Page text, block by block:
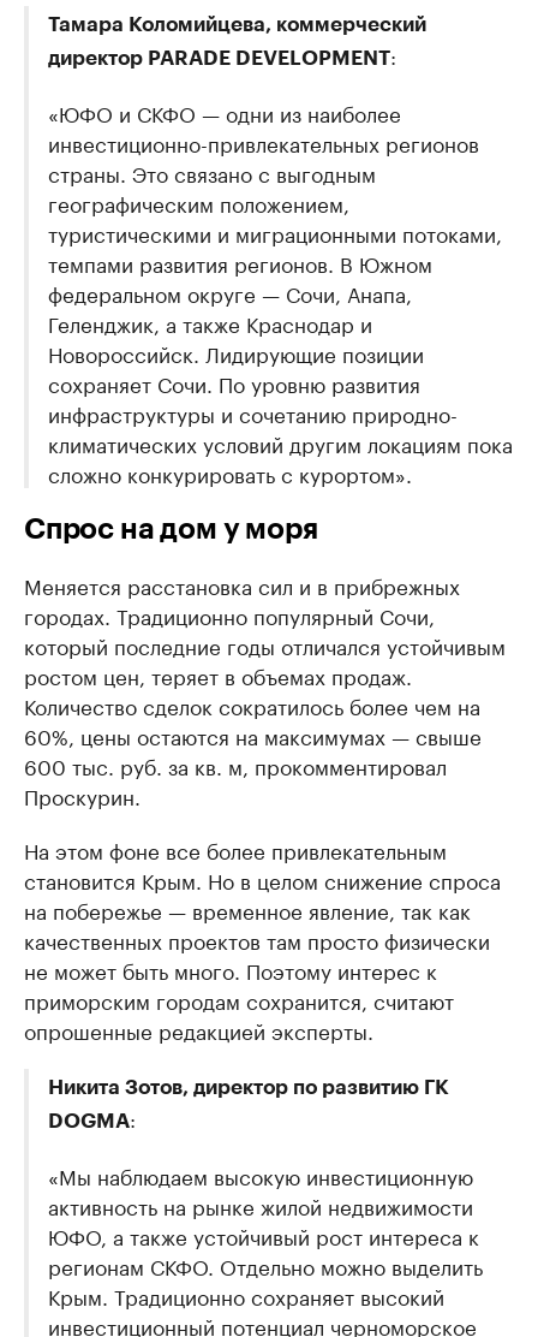
Тамара Коломийцева, коммерческий
директор PARADE DEVELOPMENT:
«ЮФО и СКФО — одни из наиболее
инвестиционно-привлекательных регионов
страны. Это связано с выгодным
географическим положением,
туристическими и миграционными потоками,
темпами развития регионов. В Южном
федеральном округе — Сочи, Анапа,
Геленджик, а также Краснодар и
Новороссийск. Лидирующие позиции
сохраняет Сочи. По уровню развития
инфраструктуры и сочетанию природно-
климатических условий другим локациям пока
сложно конкурировать с курортом».
Спрос на дом у моря
Меняется расстановка сил и в прибрежных
городах. Традиционно популярный Сочи,
который последние годы отличался устойчивым
ростом цен, теряет в объемах продаж.
Количество сделок сократилось более чем на
60%, цены остаются на максимумах — свыше
600 тыс. руб. за кв. м, прокомментировал
Проскурин.
На этом фоне все более привлекательным
становится Крым. Но в целом снижение спроса
на побережье — временное явление, так как
качественных проектов там просто физически
не может быть много. Поэтому интерес к
приморским городам сохранится, считают
опрошенные редакцией эксперты.
Никита Зотов, директор по развитию ГК
DOGMA:
«Мы наблюдаем высокую инвестиционную
активность на рынке жилой недвижимости
ЮФО, а также устойчивый рост интереса к
регионам СКФО. Отдельно можно выделить
Крым. Традиционно сохраняет высокий
инвестиционный потенциал черноморское